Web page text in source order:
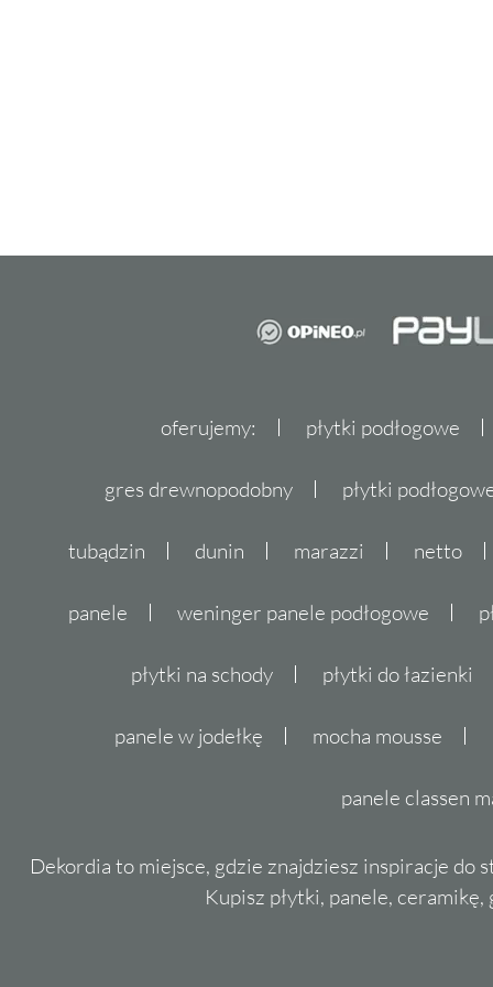
jak iścienne, które spełnią oczekiwania
można połączyć estetykę z
cieszą się uznaniem wśród klientów na
oferujemy: płytki podłogowe
gres drewnopodobny płytki
tubądzin dunin marazzi netto
panele weninger panele podłogowe
płytki na schody płytki do łazienki
panele w jodełkę mocha mousse
panele classen
Dekordia to miejsce, gdzie znajdziesz inspiracje do
Kupisz płytki, panele,